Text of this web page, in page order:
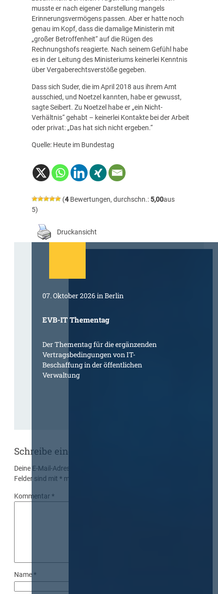
musste er nach eigener Darstellung mangels
Erinnerungsvermögens passen. Aber er hatte noch
genau im Kopf, dass die damalige Ministerin mit
„großer Betroffenheit“ auf die Rügen des
Rechnungshofs reagierte. Nach seinem Gefühl habe
es in der Leitung des Ministeriums keinerlei Kenntnis
über Vergaberechtsverstöße gegeben.
Dass sich Suder, die im April 2018 aus ihrem Amt
ausschied, und Noetzel kannten, habe er gewusst,
sagte Seibert. Zu Noetzel habe er „ein Nicht-
Verhältnis“ gehabt – keinerlei Kontakte bei der Arbeit
oder privat: „Das hat sich nicht ergeben.“
Quelle: Heute im Bundestag
(4Bewertungen, durchschn.: 5,00aus
5)
Druckansicht
07. Oktober 2026 in Berlin
EVB-IT Thementag
Der Thementag für die ergänzenden
Vertragsbedingungen von IT-
Beschaffung in der öffentlichen
Verwaltung
Schreibe einen Kommentar
Deine E-Mail-Adresse wird nicht veröffentlicht.
Felder sind mit* markiert
Kommentar*
Name*